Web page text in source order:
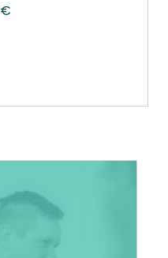
€Hintaluokka:
000,00 €